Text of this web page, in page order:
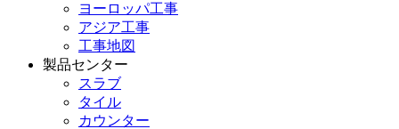
ヨーロッパ工事
アジア工事
工事地図
製品センター
スラブ
タイル
カウンター